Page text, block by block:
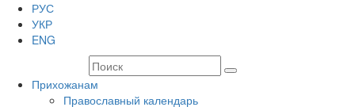
РУС
УКР
ENG
Прихожанам
Православный календарь